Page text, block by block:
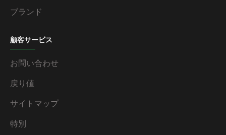
ブランド
顧客サービス
お問い合わせ
戻り値
サイトマップ
特別